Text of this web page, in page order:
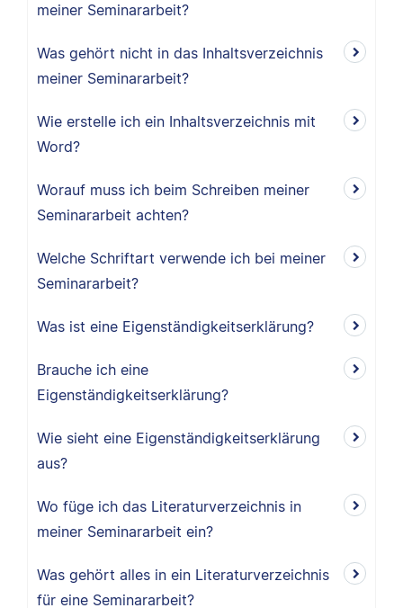
meiner Seminararbeit?
Was gehört nicht in das Inhaltsverzeichnis
meiner Seminararbeit?
Wie erstelle ich ein Inhaltsverzeichnis mit
Word?
Worauf muss ich beim Schreiben meiner
Seminararbeit achten?
Welche Schriftart verwende ich bei meiner
Seminararbeit?
Was ist eine Eigenständigkeitserklärung?
Brauche ich eine
Eigenständigkeitserklärung?
Wie sieht eine Eigenständigkeitserklärung
aus?
Wo füge ich das Literaturverzeichnis in
meiner Seminararbeit ein?
Was gehört alles in ein Literaturverzeichnis
für eine Seminararbeit?